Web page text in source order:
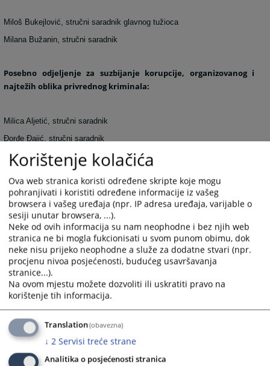
Miloš Bukejlović, stručni saradnik glavnog tužioca
Milana Bužanin, stručni saradnik
Posebno odjeljenje za suzbijanje korupcije, organizovanog i
najtežih oblika privrednog kriminala:
Milica Aljetić, stručni saradnik
Đorđe Đajić, stručni saradnik
Dragana Đogić, stručni saradnik
Maja Ilić, stručni saradnik
Darko Josipović, stručni saradnik
Nevena Knežević Dmičić, stručni saradnik
Jasmina Perić, stručni saradnik
Danijela Ćulibrk, stručni saradnik
7650 PREGLEDA
Korištenje kolačića
Ova web stranica koristi određene skripte koje mogu
pohranjivati i koristiti određene informacije iz vašeg
browsera i vašeg uređaja (npr. IP adresa uređaja, varijable o
sesiji unutar browsera, ...).
Neke od ovih informacija su nam neophodne i bez njih web
stranica ne bi mogla fukcionisati u svom punom obimu, dok
neke nisu prijeko neophodne a služe za dodatne stvari (npr.
procjenu nivoa posjećenosti, budućeg usavršavanja
stranice...).
Na ovom mjestu možete dozvoliti ili uskratiti pravo na
korištenje tih informacija.
Translation(obavezna)
↓ 2 Servisi treće strane
Analitika o posjećenosti stranica